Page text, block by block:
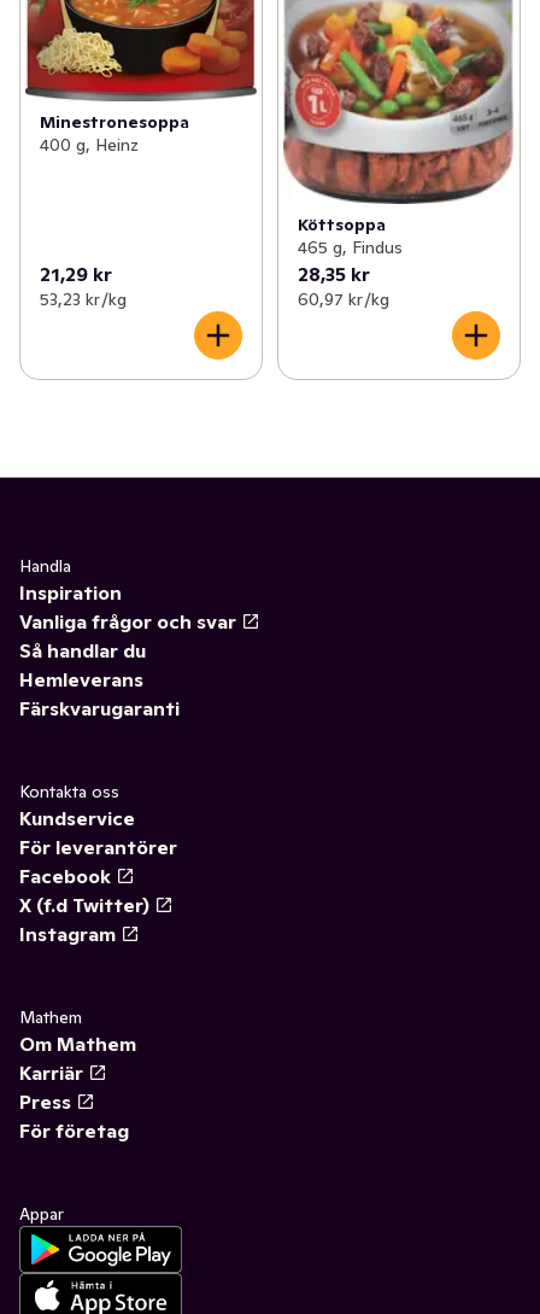
Minestronesoppa
400 g, Heinz
21,29 kr
53,23 kr /kg
Köttsoppa
465 g, Findus
28,35 kr
60,97 kr /kg
Handla
Inspiration
Vanliga frågor och svar
Så handlar du
Hemleverans
Färskvarugaranti
Kontakta oss
Kundservice
För leverantörer
Facebook
X (f.d Twitter)
Instagram
Mathem
Om Mathem
Karriär
Press
För företag
Appar